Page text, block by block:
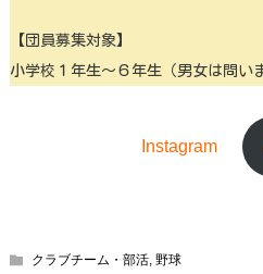
【団員募集対象】
小学校１年生～６年生（男女は問い
Instagram
クラブチーム・部活 ,野球